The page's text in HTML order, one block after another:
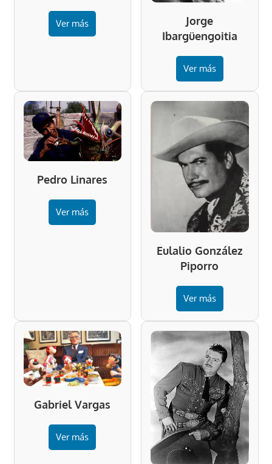
Ver más
Jorge
Ibargüengoitia
Ver más
Pedro Linares
Ver más
Eulalio González
Piporro
Ver más
Gabriel Vargas
Ver más